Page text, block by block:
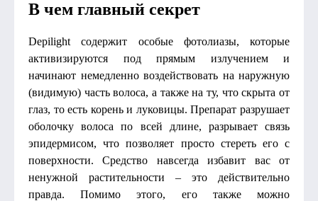
В чем главный секрет
Depilight содержит особые фотолиазы, которые
активизируются под прямым излучением и
начинают немедленно воздействовать на наружную
(видимую) часть волоса, а также на ту, что скрыта от
глаз, то есть корень и луковицы. Препарат разрушает
оболочку волоса по всей длине, разрывает связь
эпидермисом, что позволяет просто стереть его с
поверхности. Средство навсегда избавит вас от
ненужной растительности – это действительно
правда. Помимо этого, его также можно